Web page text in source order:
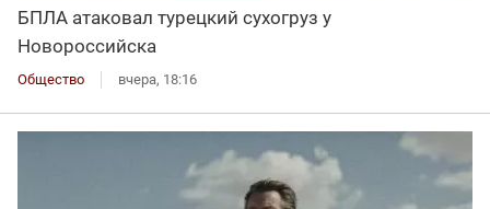
БПЛА атаковал турецкий сухогруз у
Новороссийска
Общество вчера, 18:16